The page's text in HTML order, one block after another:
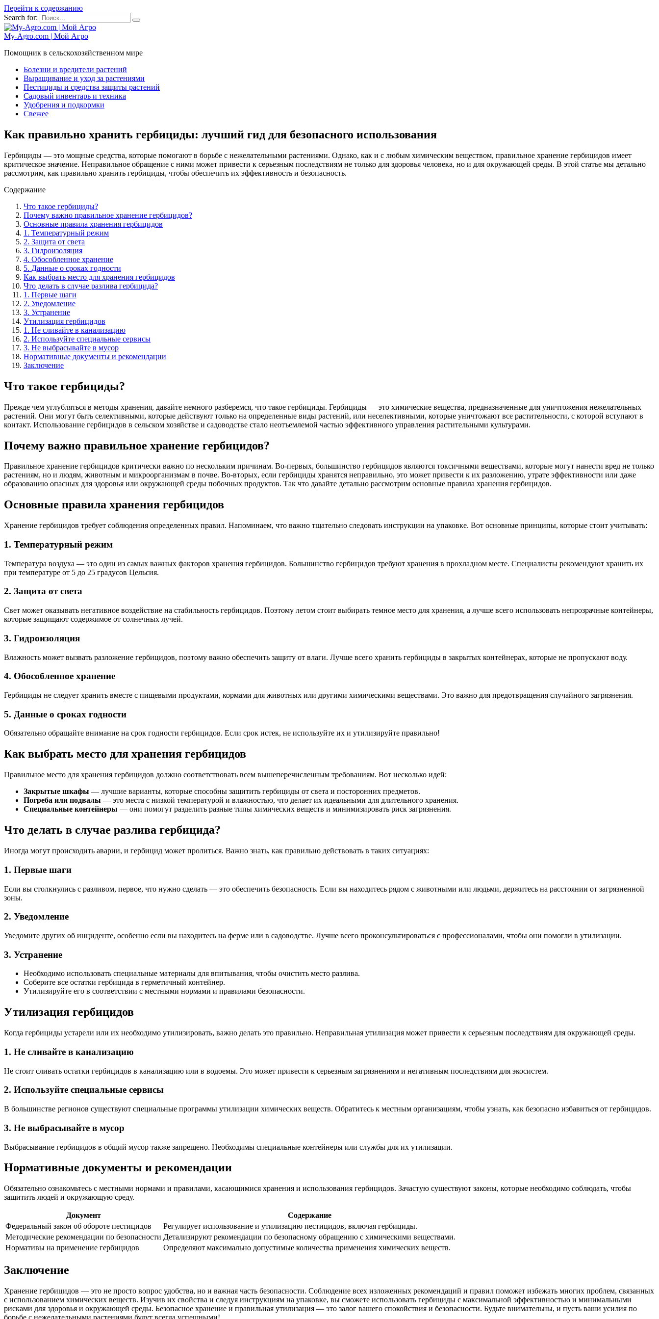
Перейти к содержанию
Search for:
My-Agro.com | Мой Агро
Помощник в сельскохозяйственном мире
Болезни и вредители растений
Выращивание и уход за растениями
Пестициды и средства защиты растений
Садовый инвентарь и техника
Удобрения и подкормки
Свежее
Как правильно хранить гербициды: лучший гид для безопасного использования
Гербициды — это мощные средства, которые помогают в борьбе с нежелательными растениями. Однако, как и с любым химическим веществом, правильное хранение гербицидов имеет
критическое значение. Неправильное обращение с ними может привести к серьезным последствиям не только для здоровья человека, но и для окружающей среды. В этой статье мы детально
рассмотрим, как правильно хранить гербициды, чтобы обеспечить их эффективность и безопасность.
Содержание
Что такое гербициды?
Почему важно правильное хранение гербицидов?
Основные правила хранения гербицидов
1. Температурный режим
2. Защита от света
3. Гидроизоляция
4. Обособленное хранение
5. Данные о сроках годности
Как выбрать место для хранения гербицидов
Что делать в случае разлива гербицида?
1. Первые шаги
2. Уведомление
3. Устранение
Утилизация гербицидов
1. Не сливайте в канализацию
2. Используйте специальные сервисы
3. Не выбрасывайте в мусор
Нормативные документы и рекомендации
Заключение
Что такое гербициды?
Прежде чем углубляться в методы хранения, давайте немного разберемся, что такое гербициды. Гербициды — это химические вещества, предназначенные для уничтожения нежелательных
растений. Они могут быть селективными, которые действуют только на определенные виды растений, или неселективными, которые уничтожают все растительности, с которой вступают в
контакт. Использование гербицидов в сельском хозяйстве и садоводстве стало неотъемлемой частью эффективного управления растительными культурами.
Почему важно правильное хранение гербицидов?
Правильное хранение гербицидов критически важно по нескольким причинам. Во-первых, большинство гербицидов являются токсичными веществами, которые могут нанести вред не только
растениям, но и людям, животным и микроорганизмам в почве. Во-вторых, если гербициды хранятся неправильно, это может привести к их разложению, утрате эффективности или даже
образованию опасных для здоровья или окружающей среды побочных продуктов. Так что давайте детально рассмотрим основные правила хранения гербицидов.
Основные правила хранения гербицидов
Хранение гербицидов требует соблюдения определенных правил. Напоминаем, что важно тщательно следовать инструкции на упаковке. Вот основные принципы, которые стоит учитывать:
1. Температурный режим
Температура воздуха — это один из самых важных факторов хранения гербицидов. Большинство гербицидов требуют хранения в прохладном месте. Специалисты рекомендуют хранить их
при температуре от 5 до 25 градусов Цельсия.
2. Защита от света
Свет может оказывать негативное воздействие на стабильность гербицидов. Поэтому летом стоит выбирать темное место для хранения, а лучше всего использовать непрозрачные контейнеры,
которые защищают содержимое от солнечных лучей.
3. Гидроизоляция
Влажность может вызвать разложение гербицидов, поэтому важно обеспечить защиту от влаги. Лучше всего хранить гербициды в закрытых контейнерах, которые не пропускают воду.
4. Обособленное хранение
Гербициды не следует хранить вместе с пищевыми продуктами, кормами для животных или другими химическими веществами. Это важно для предотвращения случайного загрязнения.
5. Данные о сроках годности
Обязательно обращайте внимание на срок годности гербицидов. Если срок истек, не используйте их и утилизируйте правильно!
Как выбрать место для хранения гербицидов
Правильное место для хранения гербицидов должно соответствовать всем вышеперечисленным требованиям. Вот несколько идей:
Закрытые шкафы — лучшие варианты, которые способны защитить гербициды от света и посторонних предметов.
Погреба или подвалы — это места с низкой температурой и влажностью, что делает их идеальными для длительного хранения.
Специальные контейнеры — они помогут разделить разные типы химических веществ и минимизировать риск загрязнения.
Что делать в случае разлива гербицида?
Иногда могут происходить аварии, и гербицид может пролиться. Важно знать, как правильно действовать в таких ситуациях:
1. Первые шаги
Если вы столкнулись с разливом, первое, что нужно сделать — это обеспечить безопасность. Если вы находитесь рядом с животными или людьми, держитесь на расстоянии от загрязненной
зоны.
2. Уведомление
Уведомите других об инциденте, особенно если вы находитесь на ферме или в садоводстве. Лучше всего проконсультироваться с профессионалами, чтобы они помогли в утилизации.
3. Устранение
Необходимо использовать специальные материалы для впитывания, чтобы очистить место разлива.
Соберите все остатки гербицида в герметичный контейнер.
Утилизируйте его в соответствии с местными нормами и правилами безопасности.
Утилизация гербицидов
Когда гербициды устарели или их необходимо утилизировать, важно делать это правильно. Неправильная утилизация может привести к серьезным последствиям для окружающей среды.
1. Не сливайте в канализацию
Не стоит сливать остатки гербицидов в канализацию или в водоемы. Это может привести к серьезным загрязнениям и негативным последствиям для экосистем.
2. Используйте специальные сервисы
В большинстве регионов существуют специальные программы утилизации химических веществ. Обратитесь к местным организациям, чтобы узнать, как безопасно избавиться от гербицидов.
3. Не выбрасывайте в мусор
Выбрасывание гербицидов в общий мусор также запрещено. Необходимы специальные контейнеры или службы для их утилизации.
Нормативные документы и рекомендации
Обязательно ознакомьтесь с местными нормами и правилами, касающимися хранения и использования гербицидов. Зачастую существуют законы, которые необходимо соблюдать, чтобы
защитить людей и окружающую среду.
Документ
Содержание
Федеральный закон об обороте пестицидов
Регулирует использование и утилизацию пестицидов, включая гербициды.
Методические рекомендации по безопасности Детализируют рекомендации по безопасному обращению с химическими веществами.
Нормативы на применение гербицидов
Определяют максимально допустимые количества применения химических веществ.
Заключение
Хранение гербицидов — это не просто вопрос удобства, но и важная часть безопасности. Соблюдение всех изложенных рекомендаций и правил поможет избежать многих проблем, связанных
с использованием химических веществ. Изучив их свойства и следуя инструкциям на упаковке, вы сможете использовать гербициды с максимальной эффективностью и минимальными
рисками для здоровья и окружающей среды. Безопасное хранение и правильная утилизация — это залог вашего спокойствия и безопасности. Будьте внимательны, и пусть ваши усилия по